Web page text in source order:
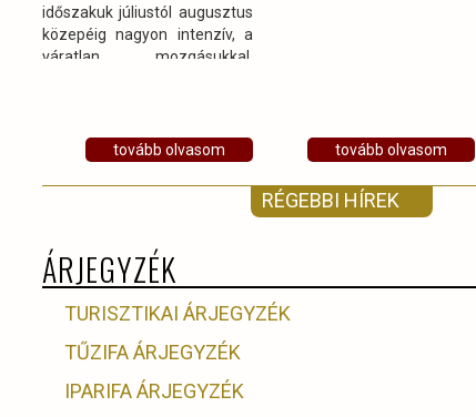
időszakuk júliustól augusztus
közepéig nagyon intenzív, a
váratlan mozgásukkal,
tovább olvasom
tovább olvasom
RÉGEBBI HÍREK
ÁRJEGYZÉK
TURISZTIKAI ÁRJEGYZÉK
TŰZIFA ÁRJEGYZÉK
IPARIFA ÁRJEGYZÉK